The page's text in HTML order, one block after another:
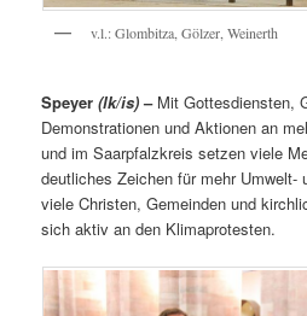
v.l.: Glombitza, Gölzer, Weinerth
Speyer(lk/is)– Mit Gottesdiensten,
Demonstrationen und Aktionen an
und im Saarpfalzkreis setzen viele
deutliches Zeichen für mehr
viele Christen, Gemeinden und
sich aktiv an den Klimaprotesten.